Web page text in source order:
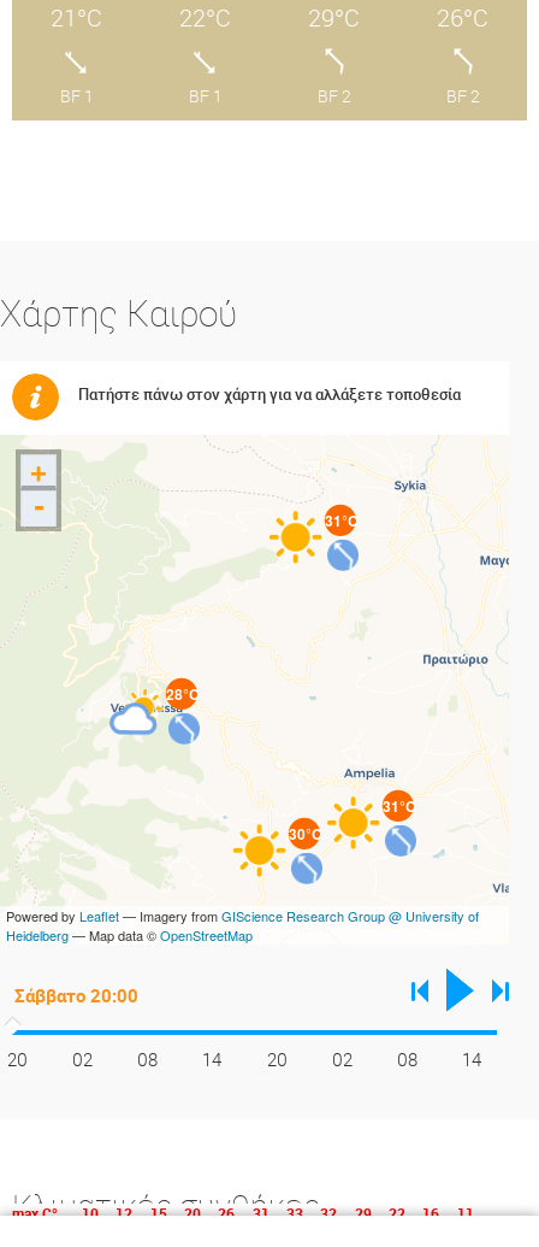
21°C
BF 1
22°C
BF 1
29°C
BF 2
26°C
BF 2
Χάρτης Καιρού
Πατήστε πάνω στον χάρτη για να αλλάξετε τοποθεσία
28°C
31°C
31°C
30°C
+
-
Powered by Leaflet— Imagery fromGIScience Research Group @ University of
Heidelberg— Map data ©OpenStreetMap
20 02 08 14 20 02 08 14
Κλιματικές συνθήκες
max C° 10 12 15 20 26 31 33 32 29 22 16
11